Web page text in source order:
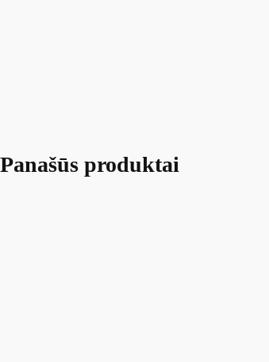
Panašūs produktai